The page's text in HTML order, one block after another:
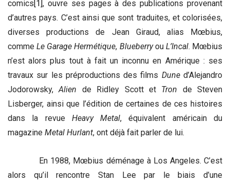
comics[1], ouvre ses pages à des publications provenant
d’autres pays. C’est ainsi que sont traduites, et colorisées,
diverses productions de Jean Giraud, alias Mœbius,
commeLe Garage Hermétique, Blueberryou L’Incal. Mœbius
n’est alors plus tout à fait un inconnu en Amérique : ses
travaux sur les préproductions des films Duned’Alejandro
Jodorowsky,Alien de Ridley Scott et Tron de Steven
Lisberger, ainsi que l’édition de certaines de ces histoires
dans la revue Heavy Metal, équivalent américain du
magazine Metal Hurlant, ont déjà fait parler de lui.
En 1988, Mœbius déménage à Los Angeles. C’est
alors qu’il rencontre Stan Lee par le biais d’une